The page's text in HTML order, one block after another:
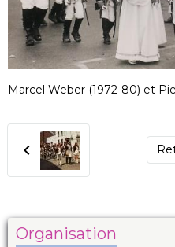
Marcel Weber (1972-80) et
Organisation